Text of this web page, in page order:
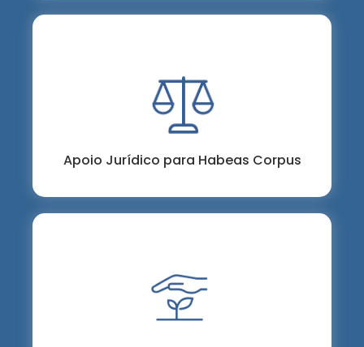
Apoio Jurídico para Habeas Corpus
Contamos com todo apoio jurídico para
garantir que seu direito ao acesso a Cannabis
seja respeitado e garantido por lei.
Suporte técnico para autocultivo
e laudo técnico-agronômico
para HCs.